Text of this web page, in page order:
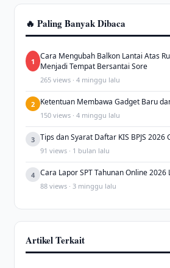
🔥 Paling Banyak Dibaca
1
Cara Mengubah Balkon Lantai Atas
Menjadi Tempat Bersantai Sore
265 views · 4 minggu lalu
2 Ketentuan Membawa Gadget Baru
150 views · 4 minggu lalu
3 Tips dan Syarat Daftar KIS BPJS 2026
91 views · 1 bulan lalu
4 Cara Lapor SPT Tahunan Online 2026
88 views · 3 minggu lalu
Artikel Terkait